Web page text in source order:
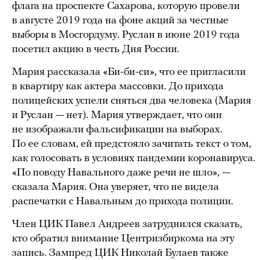
флага на проспекте Сахарова, которую провели
в августе 2019 года на фоне акций за честные
выборы в Мосгордуму. Руслан в июне 2019 года
посетил акцию в честь Дня России.
Мария рассказала «Би-би-си», что ее пригласили
в квартиру как актера массовки. До прихода
полицейских успели сняться два человека (Мария
и Руслан — нет). Мария утверждает, что они
не изображали фальсификации на выборах.
По ее словам, ей предстояло зачитать текст о том,
как голосовать в условиях пандемии коронавируса.
«По поводу Навального даже речи не шло», —
сказала Мария. Она уверяет, что не видела
распечатки с Навальным до прихода полиции.
Член ЦИК Павел Андреев затруднился сказать,
кто обратил внимание Центризбиркома на эту
запись. Зампред ЦИК Николай Булаев также